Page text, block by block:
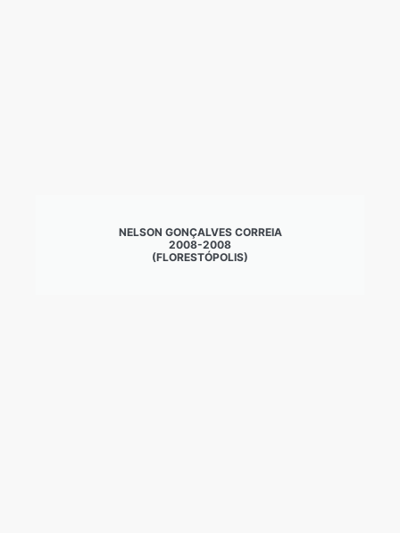
NELSON GONÇALVES CORREIA
2008-2008
(FLORESTÓPOLIS)